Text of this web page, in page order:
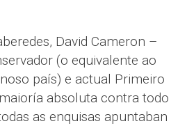
David Cameron –
(o equivalente ao
país) e actual Primeiro
absoluta contra todo
as enquisas apuntaban